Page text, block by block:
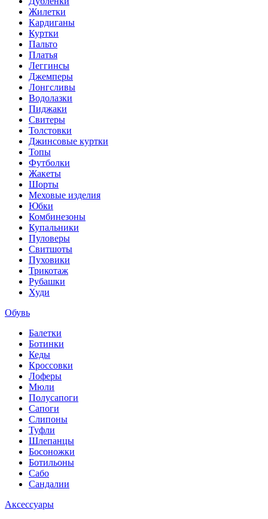
Жилетки
Кардиганы
Куртки
Пальто
Платья
Леггинсы
Джемперы
Лонгсливы
Водолазки
Пиджаки
Свитеры
Толстовки
Джинсовые куртки
Топы
Футболки
Жакеты
Шорты
Меховые изделия
Юбки
Комбинезоны
Купальники
Пуловеры
Свитшоты
Пуховики
Трикотаж
Рубашки
Худи
Обувь
Балетки
Ботинки
Кеды
Кроссовки
Лоферы
Мюли
Полусапоги
Сапоги
Слипоны
Туфли
Шлепанцы
Босоножки
Ботильоны
Сабо
Сандалии
Аксессуары